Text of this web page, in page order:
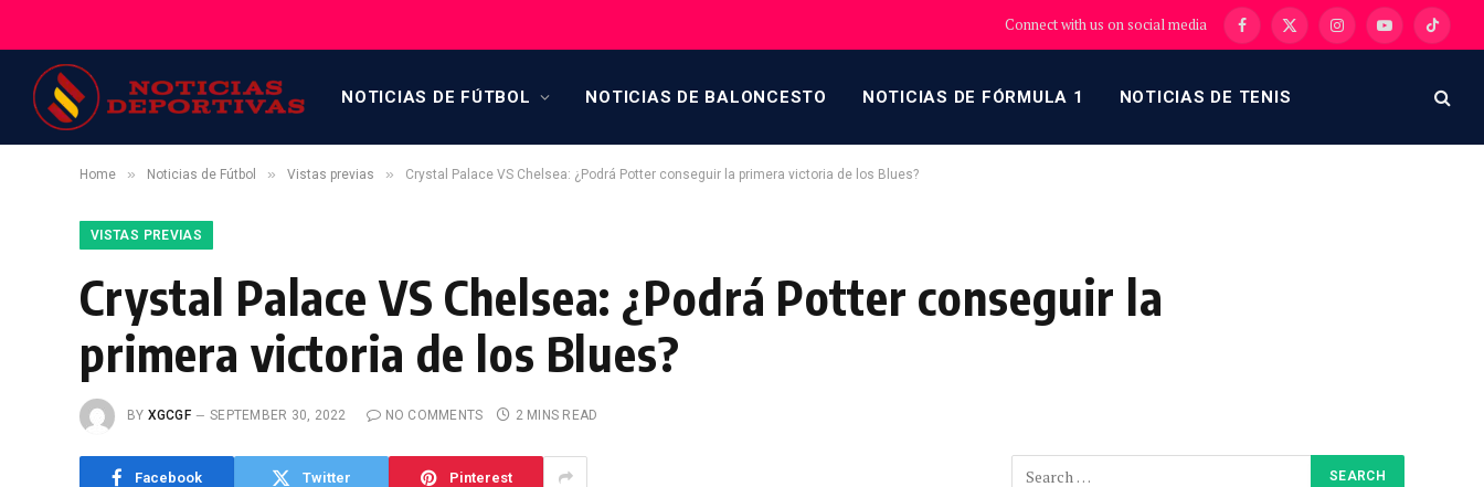
Connect with us on social media Facebook
X
InstagramYouTubeTikTok
NOTICIAS DE FÚTBOL NOTICIAS DE BALONCESTO NOTICIAS DE FÓRMULA 1 NOTICIAS DE TENIS
Home » Noticias de Fútbol » Vistas previas » Crystal Palace VS Chelsea: ¿Podrá Potter conseguir la primera victoria de los Blues?
VISTAS PREVIAS
Crystal Palace VS Chelsea: ¿Podrá Potter conseguir la
primera victoria de los Blues?
BY XGCGF SEPTEMBER 30, 2022 NO COMMENTS 2 MINS READ
Facebook Twitter Pinterest